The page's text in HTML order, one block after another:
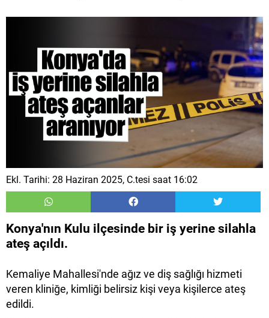
Ekl. Tarihi: 28 Haziran 2025, C.tesi saat 16:02
Konya'nın Kulu ilçesinde bir iş yerine silahla
ateş açıldı.
Kemaliye Mahallesi'nde ağız ve diş sağlığı hizmeti
veren kliniğe, kimliği belirsiz kişi veya kişilerce ateş
edildi.